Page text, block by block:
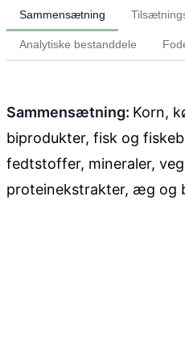
Sammensætning
Analytiske bestanddele
Sammensætning: Korn,
biprodukter, fisk og
fedtstoffer, mineraler,
proteinekstrakter, æg